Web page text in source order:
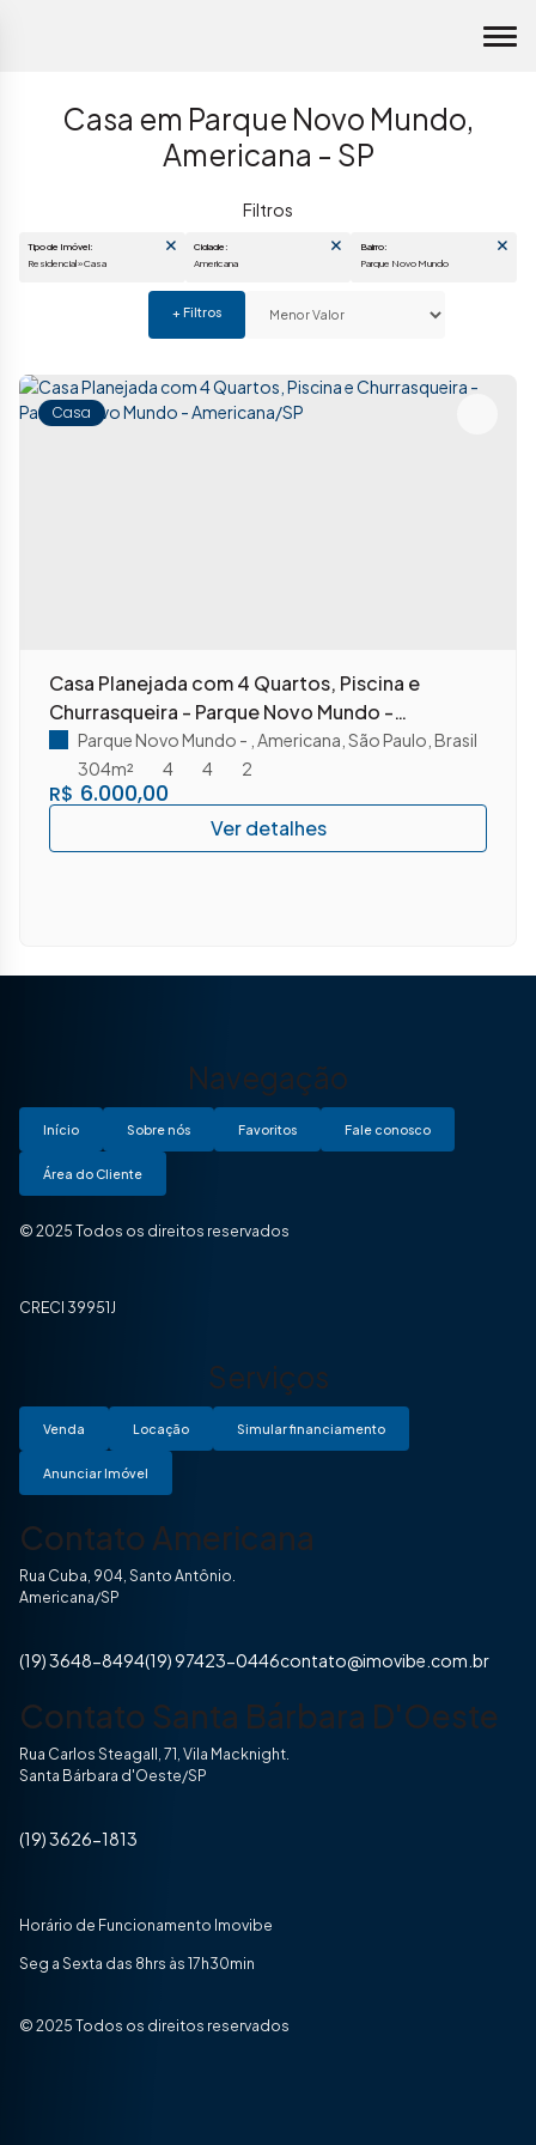
Casa em Parque Novo Mundo,
Americana - SP
Americana
Casa
Casa Planejada com 4 Quartos, Piscina e
Churrasqueira - Parque Novo Mundo -
Americana/SP
R$ 6.000,00
Parque Novo Mundo Americana São Paulo Brasil
4
4
304m² 2
Navegação
Início Sobre nós Favoritos Fale conosco
Área do Cliente
© 2025 Todos os direitos reservados
CRECI 39951J
Serviços
Venda Locação Simular financiamento
Anunciar Imóvel
Contato Americana
Rua Cuba, 904, Santo Antônio.
Americana/SP
(19) 3648-8494(19) 97423-0446contato@imovibe.com.br
Contato Santa Bárbara D'Oeste
Rua Carlos Steagall, 71, Vila Macknight.
Santa Bárbara d'Oeste/SP
(19) 3626-1813
Horário de Funcionamento Imovibe
Seg a Sexta das 8hrs às 17h30min
© 2025 Todos os direitos reservados